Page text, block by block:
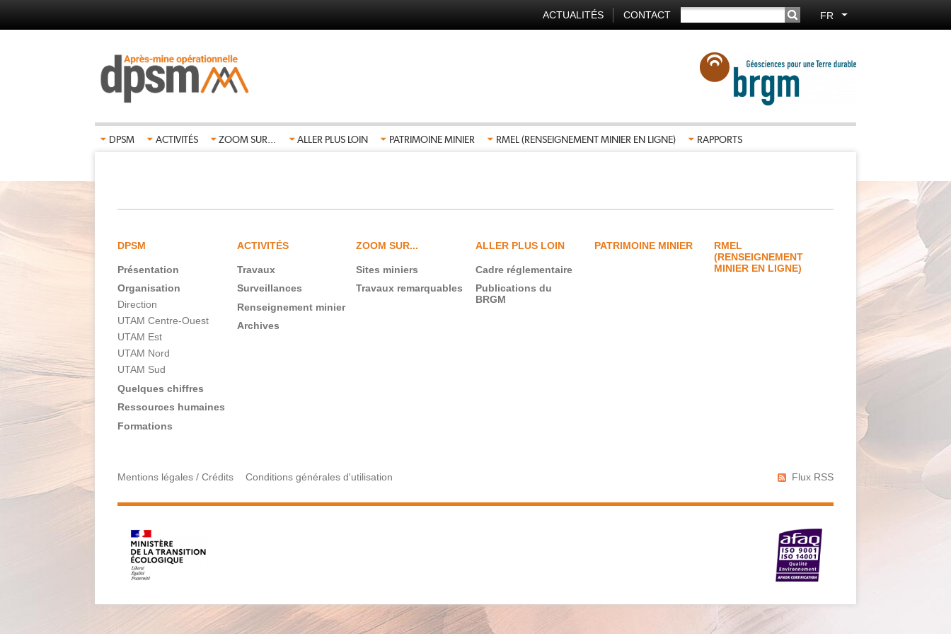
contenu
FR Lister les actions
RECHERCHER
ACTUALITÉS CONTACT
DPSM ACTIVITÉS ZOOM SUR... ALLER PLUS LOIN PATRIMOINE MINIER RMEL (RENSEIGNEMENT MINIER EN LIGNE) RAPPORTS
Navigation
principale
FR
DPSM
Présentation
Organisation
Direction
UTAM Centre-Ouest
UTAM Est
UTAM Nord
UTAM Sud
Quelques chiffres
Ressources humaines
Formations
ACTIVITÉS
Travaux
Surveillances
Renseignement minier
Archives
ZOOM SUR...
Sites miniers
Travaux remarquables
ALLER PLUS LOIN
Cadre réglementaire
Publications du
BRGM
PATRIMOINE MINIER
RMEL
(RENSEIGNEMENT
MINIER EN LIGNE)
Menu
Pied
de
page
Mentions légales / Crédits Conditions générales d'utilisation
Réseaux
sociaux
Flux RSS